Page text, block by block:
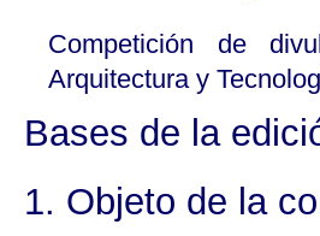
Competición de
Arquitectura y
Bases de la
1. Objeto de la